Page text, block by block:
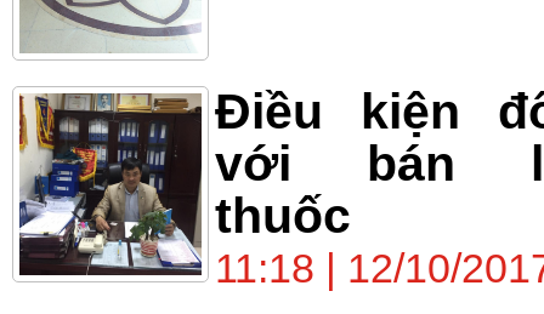
Điều kiện
với bán
thuốc
11:18 | 12/10/